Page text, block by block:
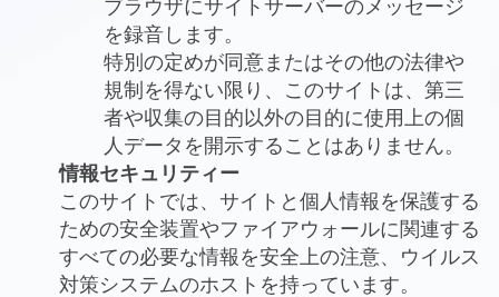
ブラウザにサイトサーバーのメッセージ
を録音します。
特別の定めが同意またはその他の法律や
規制を得ない限り、このサイトは、第三
者や収集の目的以外の目的に使用上の個
人データを開示することはありません。
情報セキュリティー
このサイトでは、サイトと個人情報を保護する
ための安全装置やファイアウォールに関連する
すべての必要な情報を安全上の注意、ウイルス
対策システムのホストを持っています。